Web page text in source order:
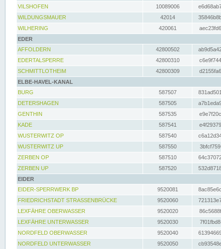
VILSHOFEN
10089006
WILDUNGSMAUER
42014
WILHERING
420061
EDER
AFFOLDERN
42800502
EDERTALSPERRE
42800310
SCHMITTLOTHEIM
42800309
ELBE-HAVEL-KANAL
BURG
587507
DETERSHAGEN
587505
GENTHIN
587535
KADE
587541
WUSTERWITZ OP
587540
WUSTERWITZ UP
587550
ZERBEN OP
587510
ZERBEN UP
587520
EIDER
EIDER-SPERRWERK BP
9520081
FRIEDRICHSTADT STRASSENBRÜCKE
9520060
LEXFÄHRE OBERWASSER
9520020
LEXFÄHRE UNTERWASSER
9520030
NORDFELD OBERWASSER
9520040
NORDFELD UNTERWASSER
9520050